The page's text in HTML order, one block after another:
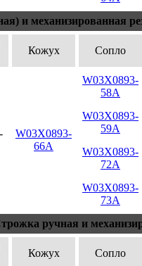
и механизированная
Кожух Сопло
W03X0893-
66A
W03X0893-
58A
W03X0893-
59A
W03X0893-
72A
W03X0893-
73A
ручная и
Кожух Сопло